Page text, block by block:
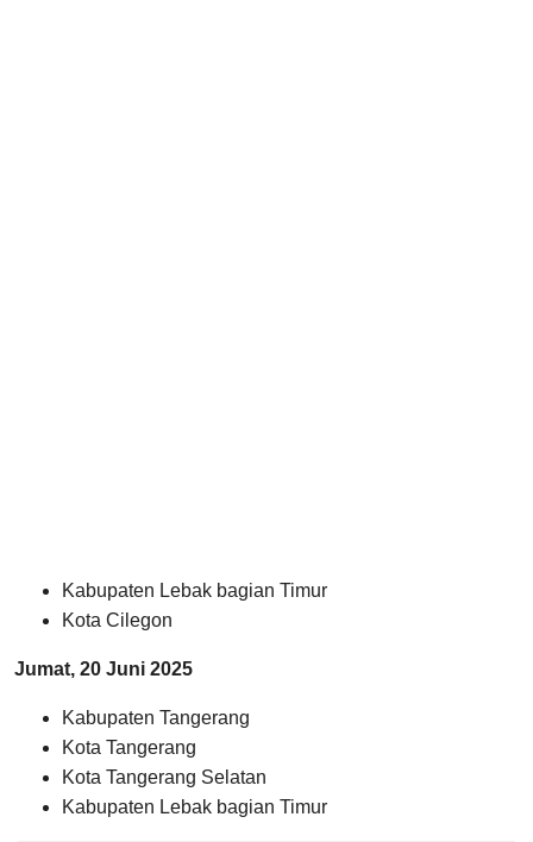
Kabupaten Lebak bagian Timur
Kota Cilegon
Jumat, 20 Juni 2025
Kabupaten Tangerang
Kota Tangerang
Kota Tangerang Selatan
Kabupaten Lebak bagian Timur